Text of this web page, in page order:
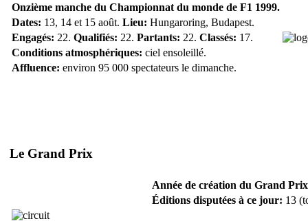
Onzième manche du Championnat du monde de F1 1999.
Dates: 13, 14 et 15 août. Lieu: Hungaroring, Budapest.
Engagés: 22. Qualifiés: 22. Partants: 22. Classés: 17.
Conditions atmosphériques: ciel ensoleillé.
Affluence: environ 95 000 spectateurs le dimanche.
Le Grand Prix
Année de création du Grand
Éditions disputées à ce jour: 13